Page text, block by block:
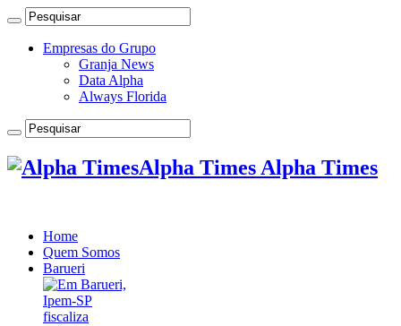
Empresas do Grupo
Granja News
Data Alpha
Always Florida
Alpha Times Alpha Times
Home
Quem Somos
Barueri